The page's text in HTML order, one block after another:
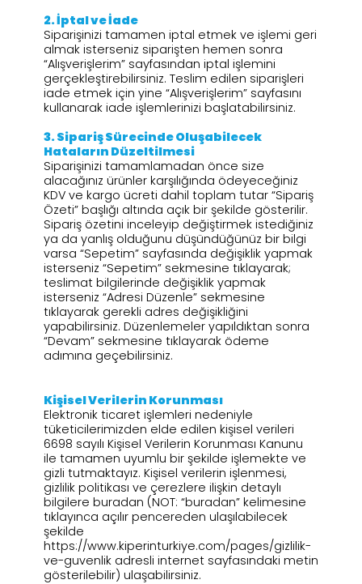
2.⁠ ⁠İptal ve İade
Siparişinizi tamamen iptal etmek ve işlemi geri
almak isterseniz siparişten hemen sonra
“Alışverişlerim” sayfasından iptal işlemini
gerçekleştirebilirsiniz. Teslim edilen siparişleri
iade etmek için yine “Alışverişlerim” sayfasını
kullanarak iade işlemlerinizi başlatabilirsiniz.
3.⁠ ⁠Sipariş Sürecinde Oluşabilecek
Hataların Düzeltilmesi
Siparişinizi tamamlamadan önce size
alacağınız ürünler karşılığında ödeyeceğiniz
KDV ve kargo ücreti dahil toplam tutar “Sipariş
Özeti” başlığı altında açık bir şekilde gösterilir.
Sipariş özetini inceleyip değiştirmek istediğiniz
ya da yanlış olduğunu düşündüğünüz bir bilgi
varsa “Sepetim” sayfasında değişiklik yapmak
isterseniz “Sepetim” sekmesine tıklayarak;
teslimat bilgilerinde değişiklik yapmak
isterseniz “Adresi Düzenle” sekmesine
tıklayarak gerekli adres değişikliğini
yapabilirsiniz. Düzenlemeler yapıldıktan sonra
“Devam” sekmesine tıklayarak ödeme
adımına geçebilirsiniz.
Kişisel Verilerin Korunması
Elektronik ticaret işlemleri nedeniyle
tüketicilerimizden elde edilen kişisel verileri
6698 sayılı Kişisel Verilerin Korunması Kanunu
ile tamamen uyumlu bir şekilde işlemekte ve
gizli tutmaktayız. Kişisel verilerin işlenmesi,
gizlilik politikası ve çerezlere ilişkin detaylı
bilgilere buradan (NOT: “buradan” kelimesine
tıklayınca açılır pencereden ulaşılabilecek
şekilde
https://www.kiperinturkiye.com/pages/gizlilik-
ve-guvenlik adresli internet sayfasındaki metin
gösterilebilir) ulaşabilirsiniz.